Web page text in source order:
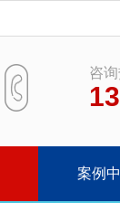
咨
案例